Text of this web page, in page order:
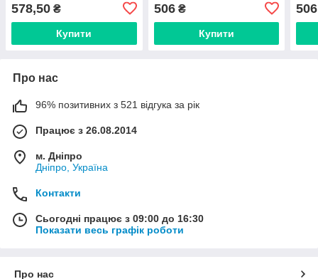
578,50 ₴
Купити
506₴
Купити
506
Про нас
96% позитивних з 521 відгука за рік
Працює з 26.08.2014
м. Дніпро
Дніпро, Україна
Контакти
Сьогодні працює з 09:00 до 16:30
Показати весь графік роботи
Про нас